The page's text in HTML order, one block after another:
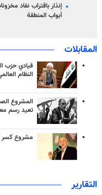
إنذار باقتراب نفاد
أبواب المنطقة
المقابلات
قيادي حزب
النظام
المشروع
تعيد رسم
مشروع كسر
التقارير